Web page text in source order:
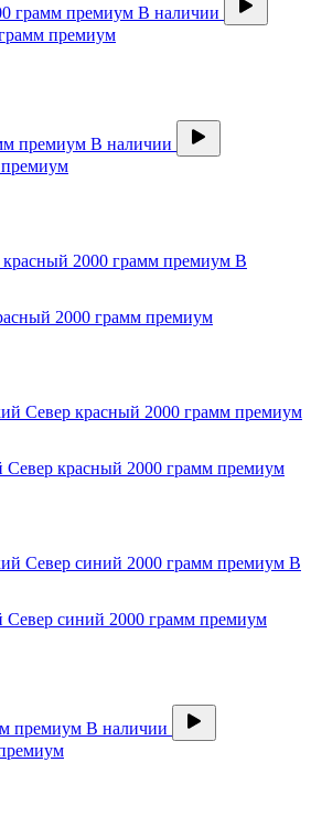
В наличии
премиум
В наличии
премиум
В
2000 грамм премиум
красный 2000 грамм премиум
В
Север синий 2000 грамм премиум
В наличии